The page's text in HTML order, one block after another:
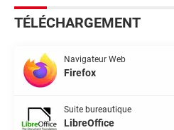
TÉLÉCHARGEMENT
Navigateur Web
Firefox
Suite bureautique
LibreOffice